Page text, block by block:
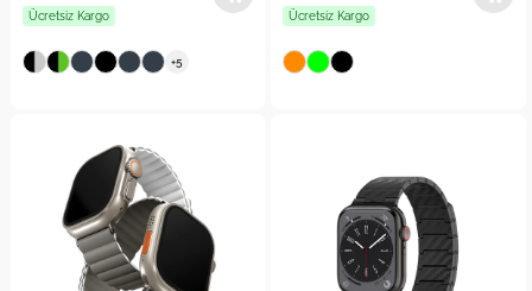
Ücretsiz Kargo
+5
Ücretsiz Kargo